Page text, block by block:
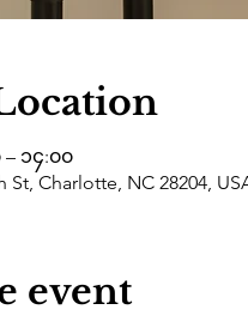
၁၄:၀၀
St, Charlotte, NC 28204,
event